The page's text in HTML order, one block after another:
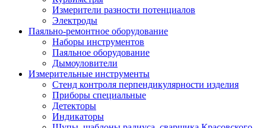
Измерители разности потенциалов
Электроды
Паяльно-ремонтное оборудование
Наборы инструментов
Паяльное оборудование
Дымоуловители
Измерительные инструменты
Стенд контроля перпендикулярности изделия
Приборы специальные
Детекторы
Индикаторы